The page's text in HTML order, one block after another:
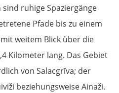
sind ruhige Spaziergänge
Pfade bis zu einem
weitem Blick über die
Kilometer lang. Das Gebiet
von Salacgrīva; der
beziehungsweise Ainaži.